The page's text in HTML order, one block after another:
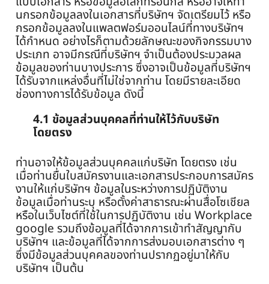
นกรอกข้อมูลลงในเอกสารที่บริษัทฯ จัดเตรียมไว้ หรือ
กรอกข้อมูลลงในแพลตฟอร์มออนไลน์ที่ทางบริษัทฯ
ได้กำหนด อย่างไรก็ตามด้วยลักษณะของกิจกรรมบาง
ประเภท อาจมีกรณีที่บริษัทฯ จำเป็นต้องประมวลผล
ข้อมูลของท่านบางประการ ซึ่งอาจเป็นข้อมูลที่บริษัทฯ
ได้รับจากแหล่งอื่นที่ไม่ใช่จากท่าน โดยมีรายละเอียด
ช่องทางการได้รับข้อมูล ดังนี้
4.1 ข้อมูลส่วนบุคคลที่ท่านให้ไว้กับบริษัท
โดยตรง
ท่านอาจให้ข้อมูลส่วนบุคคลแก่บริษัท โดยตรง เช่น
เมื่อท่านยื่นใบสมัครงานและเอกสารประกอบการสมัคร
งานให้แก่บริษัทฯ ข้อมูลในระหว่างการปฏิบัติงาน
ข้อมูลเมื่อท่านระบุ หรือตั้งค่าสาธารณะผ่านสื่อโซเชียล
หรือในเว็บไซต์ที่ใช้ในการปฏิบัติงาน เช่น Workplace
google รวมถึงข้อมูลที่ได้จากการเข้าทำสัญญากับ
บริษัทฯ และข้อมูลที่ได้จากการส่งมอบเอกสารต่าง ๆ
ซึ่งมีข้อมูลส่วนบุคคลของท่านปรากฏอยู่มาให้กับ
บริษัทฯ เป็นต้น